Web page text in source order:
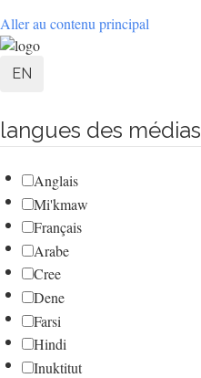
Aller au contenu principal
User
menu
EN
langues des médias
Anglais
Mi'kmaw
Français
Arabe
Cree
Dene
Farsi
Hindi
Inuktitut